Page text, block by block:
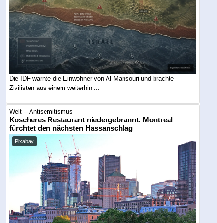
Die IDF warnte die Einwohner von Al-Mansouri und brachte
Zivilisten aus einem weiterhin ...
Welt -- Antisemitismus
Koscheres Restaurant niedergebrannt: Montreal
fürchtet den nächsten Hassanschlag
Pixabay